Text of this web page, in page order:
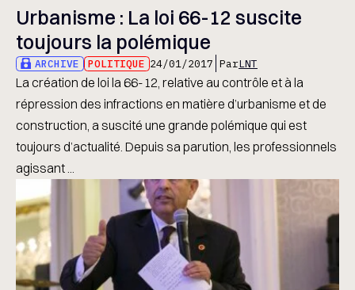
Urbanisme : La loi 66-12 suscite
toujours la polémique
ARCHIVE POLITIQUE 24/01/2017 ParLNT
La création de loi la 66-12, relative au contrôle et à la
répression des infractions en matière d’urbanisme et de
construction, a suscité une grande polémique qui est
toujours d’actualité. Depuis sa parution, les professionnels
agissant ...